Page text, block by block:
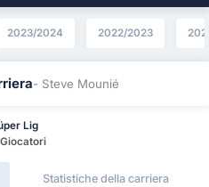
2023/2024 2022/2023
- Steve Mounié
Lig
Statistiche della carriera